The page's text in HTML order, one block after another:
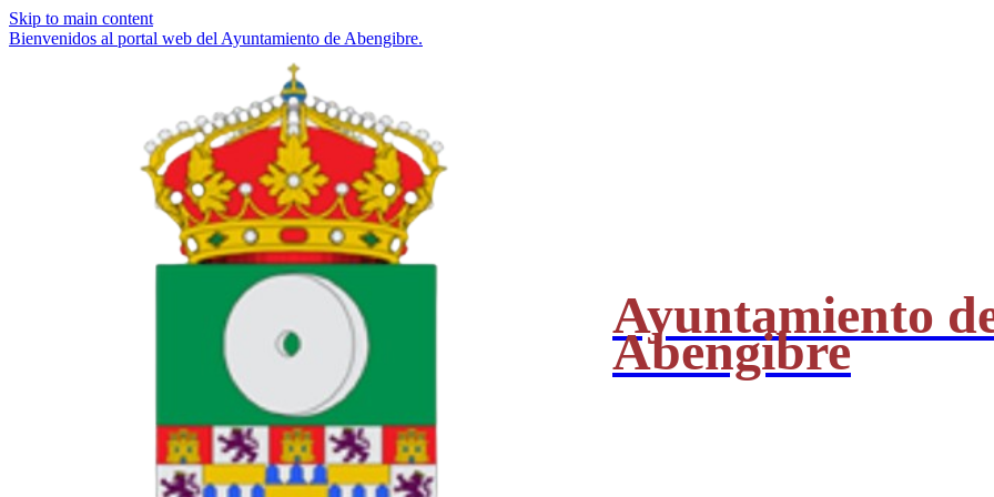
Skip to main content
Bienvenidos al portal web del Ayuntamiento de Abengibre.
Ayuntamiento
Abengibre